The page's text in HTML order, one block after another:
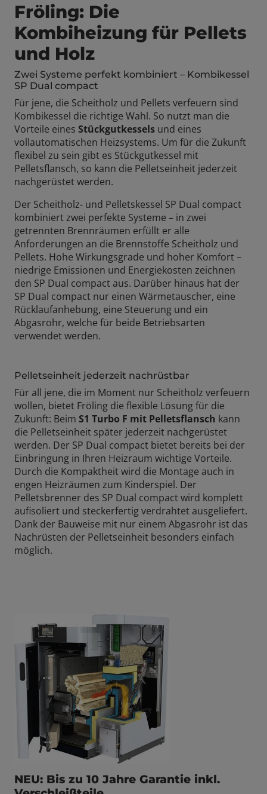
Fröling: Die
Kombiheizung für Pellets
und Holz
Zwei Systeme perfekt kombiniert – Kombikessel
SP Dual compact
Für jene, die Scheitholz und Pellets verfeuern sind
Kombikessel die richtige Wahl. So nutzt man die
Vorteile eines Stückgutkessels und eines
vollautomatischen Heizsystems. Um für die Zukunft
flexibel zu sein gibt es Stückgutkessel mit
Pelletsflansch, so kann die Pelletseinheit jederzeit
nachgerüstet werden.
Der Scheitholz- und Pelletskessel SP Dual compact
kombiniert zwei perfekte Systeme – in zwei
getrennten Brennräumen erfüllt er alle
Anforderungen an die Brennstoffe Scheitholz und
Pellets. Hohe Wirkungsgrade und hoher Komfort –
niedrige Emissionen und Energiekosten zeichnen
den SP Dual compact aus. Darüber hinaus hat der
SP Dual compact nur einen Wärmetauscher, eine
Rücklaufanhebung, eine Steuerung und ein
Abgasrohr, welche für beide Betriebsarten
verwendet werden.
Pelletseinheit jederzeit nachrüstbar
Für all jene, die im Moment nur Scheitholz verfeuern
wollen, bietet Fröling die flexible Lösung für die
Zukunft: Beim S1 Turbo F mit Pelletsflansch kann
die Pelletseinheit später jederzeit nachgerüstet
werden. Der SP Dual compact bietet bereits bei der
Einbringung in Ihren Heizraum wichtige Vorteile.
Durch die Kompaktheit wird die Montage auch in
engen Heizräumen zum Kinderspiel. Der
Pelletsbrenner des SP Dual compact wird komplett
aufisoliert und steckerfertig verdrahtet ausgeliefert.
Dank der Bauweise mit nur einem Abgasrohr ist das
Nachrüsten der Pelletseinheit besonders einfach
möglich.
NEU: Bis zu 10 Jahre Garantie inkl.